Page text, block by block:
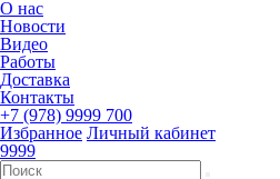
О нас
Новости
Видео
Работы
Доставка
Контакты
+7 (978) 9999 700
Избранное Личный кабинет
9999